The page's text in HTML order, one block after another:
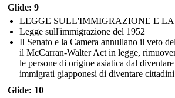
Glide: 9
LEGGE SULL'IMMIGRAZIONE E
Legge sull'immigrazione del 1952
Il Senato e la Camera annullano il veto
il McCarran-Walter Act in legge,
le persone di origine asiatica dal
immigrati giapponesi di diventare
Glide: 10